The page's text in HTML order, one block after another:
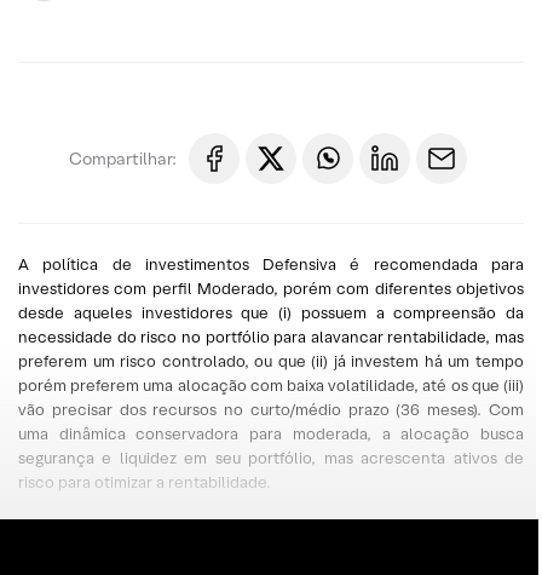
Compartilhar:
A política de investimentos Defensiva é recomendada para
investidores com perfil Moderado, porém com diferentes objetivos
desde aqueles investidores que (i) possuem a compreensão da
necessidade do risco no portfólio para alavancar rentabilidade, mas
preferem um risco controlado, ou que (ii) já investem há um tempo
porém preferem uma alocação com baixa volatilidade, até os que (iii)
vão precisar dos recursos no curto/médio prazo (36 meses). Com
uma dinâmica conservadora para moderada, a alocação busca
segurança e liquidez em seu portfólio, mas acrescenta ativos de
risco para otimizar a rentabilidade.